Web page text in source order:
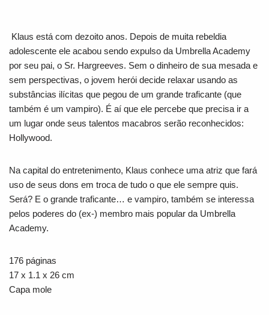
Klaus está com dezoito anos. Depois de muita rebeldia
adolescente ele acabou sendo expulso da Umbrella Academy
por seu pai, o Sr. Hargreeves. Sem o dinheiro de sua mesada e
sem perspectivas, o jovem herói decide relaxar usando as
substâncias ilícitas que pegou de um grande traficante (que
também é um vampiro). É aí que ele percebe que precisa ir a
um lugar onde seus talentos macabros serão reconhecidos:
Hollywood.
Na capital do entretenimento, Klaus conhece uma atriz que fará
uso de seus dons em troca de tudo o que ele sempre quis.
Será? E o grande traficante… e vampiro, também se interessa
pelos poderes do (ex-) membro mais popular da Umbrella
Academy.
176 páginas
17 x 1.1 x 26 cm
Capa mole